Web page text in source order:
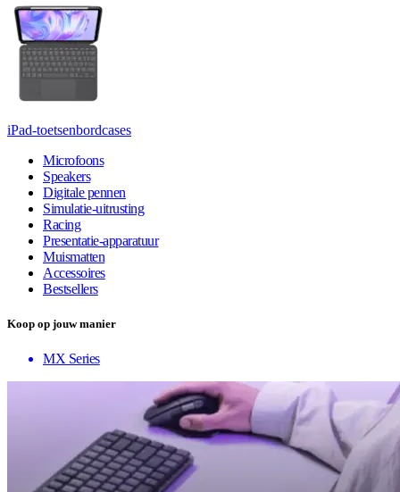
iPad-toetsenbordcases
Microfoons
Speakers
Digitale pennen
Simulatie-uitrusting
Racing
Presentatie-apparatuur
Muismatten
Accessoires
Bestsellers
Koop op jouw manier
MX Series